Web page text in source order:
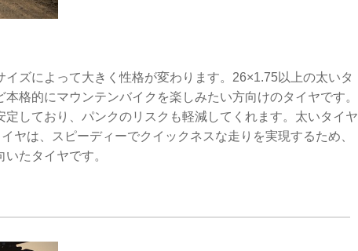
ズによって大きく性格が変わります。26×1.75以上の太いタ
格的にマウンテンバイクを楽しみたい方向けのタイヤです。
しており、パンクのリスクも軽減してくれます。太いタイヤ
ヤは、スピーディーでクイックネスな走りを実現するため、
たタイヤです。